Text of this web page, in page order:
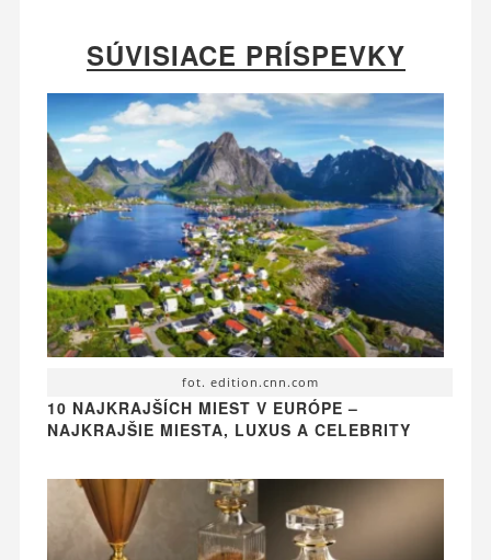
SÚVISIACE PRÍSPEVKY
fot. edition.cnn.com
10 NAJKRAJŠÍCH MIEST V EURÓPE –
NAJKRAJŠIE MIESTA, LUXUS A CELEBRITY